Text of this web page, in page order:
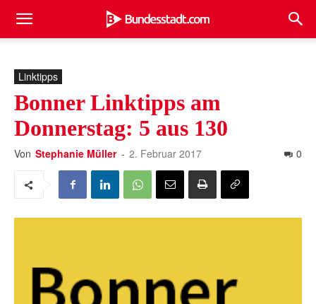
Linktipps
Bonner Linktipps am
Donnerstag: 5 aus 130
Von Stephanie Müller - 2. Februar 2017 0